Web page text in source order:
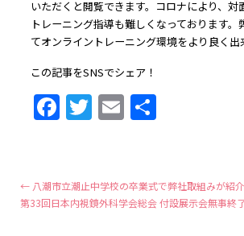
いただくと閲覧できます。コロナにより、対
トレーニング指導も難しくなっております。
てオンライントレーニング環境をより良く出
この記事をSNSでシェア！
Facebook
Twitter
Email
← 八潮市立潮止中学校の卒業式で弊社取組みが紹
第33回日本内視鏡外科学会総会 付設展示会無事終